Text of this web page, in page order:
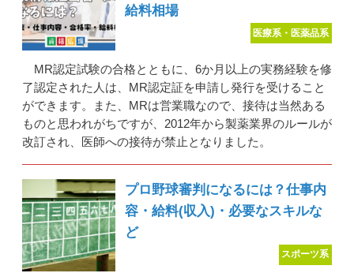
給料相場
医療系・医薬品系
MR認定試験の合格とともに、6か月以上の実務経験を修
了認定された人は、MR認定証を申請し発行を受けること
ができます。また、MRは営業職なので、接待は当然ある
ものと思われがちですが、2012年から製薬業界のルールが
改訂され、医師への接待が禁止となりました。
プロ野球審判になるには？仕事内
容・給料(収入)・必要なスキルな
ど
スポーツ系